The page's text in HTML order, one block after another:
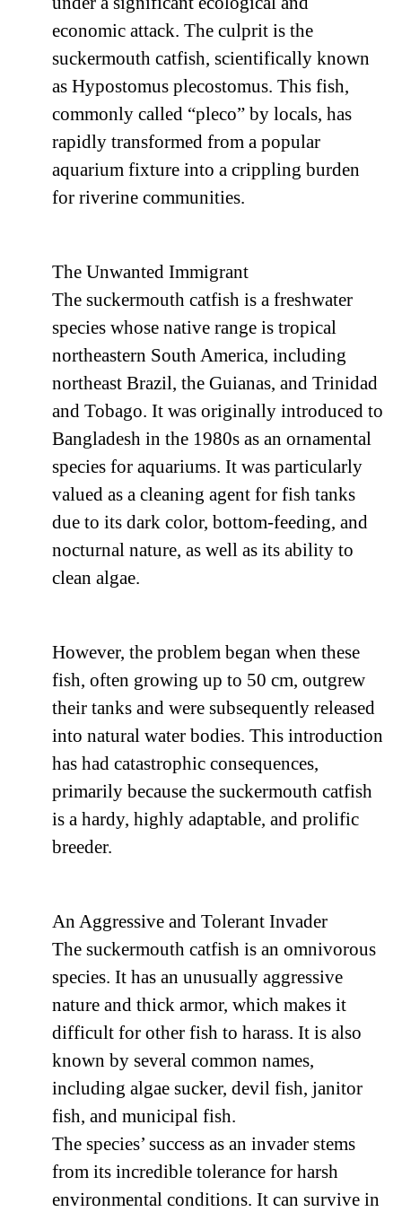
economic attack. The culprit is the
suckermouth catfish, scientifically known
as Hypostomus plecostomus. This fish,
commonly called “pleco” by locals, has
rapidly transformed from a popular
aquarium fixture into a crippling burden
for riverine communities.
The Unwanted Immigrant
The suckermouth catfish is a freshwater
species whose native range is tropical
northeastern South America, including
northeast Brazil, the Guianas, and Trinidad
and Tobago. It was originally introduced to
Bangladesh in the 1980s as an ornamental
species for aquariums. It was particularly
valued as a cleaning agent for fish tanks
due to its dark color, bottom-feeding, and
nocturnal nature, as well as its ability to
clean algae.
However, the problem began when these
fish, often growing up to 50 cm, outgrew
their tanks and were subsequently released
into natural water bodies. This introduction
has had catastrophic consequences,
primarily because the suckermouth catfish
is a hardy, highly adaptable, and prolific
breeder.
An Aggressive and Tolerant Invader
The suckermouth catfish is an omnivorous
species. It has an unusually aggressive
nature and thick armor, which makes it
difficult for other fish to harass. It is also
known by several common names,
including algae sucker, devil fish, janitor
fish, and municipal fish.
The species’ success as an invader stems
from its incredible tolerance for harsh
environmental conditions. It can survive in